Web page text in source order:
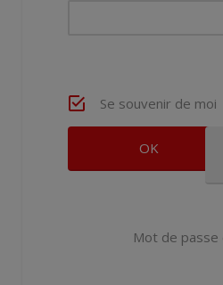
Se souvenir de moi
Mot de passe